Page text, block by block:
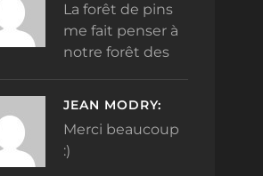
La forêt de pins
me fait penser à
notre forêt des
JEAN MODRY:
Merci beaucoup
:)